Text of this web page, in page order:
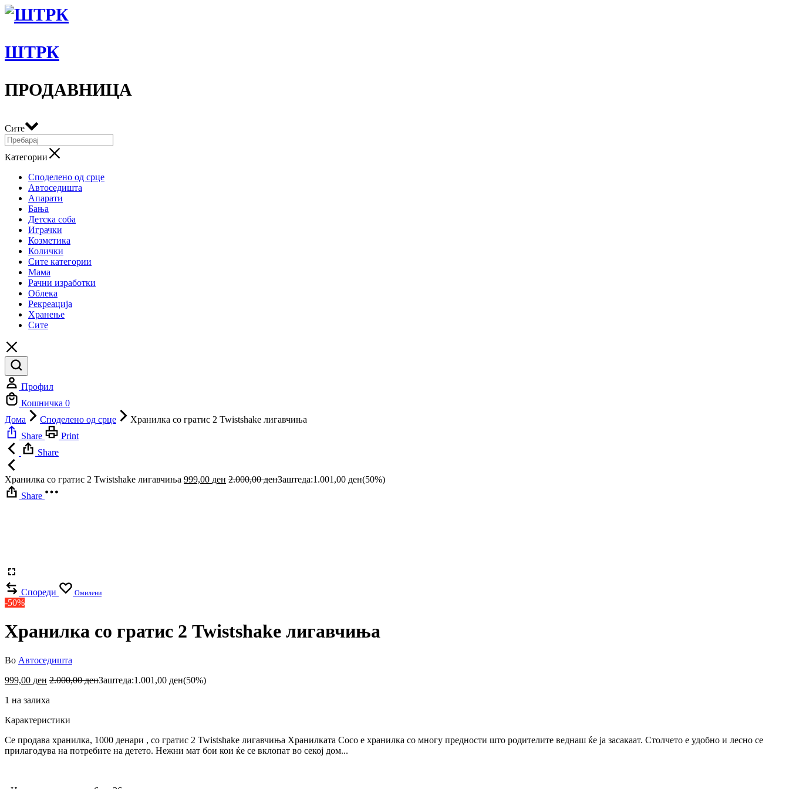
ШТРК
ПРОДАВНИЦА
Сите
Категории
Споделено од срце
Автоседишта
Апарати
Бања
Детска соба
Играчки
Козметика
Колички
Сите категории
Мама
Рачни изработки
Облека
Рекреација
Хранење
Сите
Профил
Кошничка 0
Дома
Споделено од срце
Хранилка со гратис 2 Twistshake лигавчиња
Share
Print
Share
Хранилка со гратис 2 Twistshake лигавчиња 999,00 ден 2.000,00денЗаштеда:1.001,00 ден(50%)
Share
Спореди Омилени
-50%
Хранилка со гратис 2 Twistshake лигавчиња
Во Автоседишта
999,00 ден 2.000,00денЗаштеда:1.001,00 ден(50%)
1 на залиха
Карактеристики
Се продава хранилка, 1000 денари , со гратис 2 Twistshake лигавчиња Хранилката Coco е хранилка со многу предности што родителите веднаш ќе ја засакаат. Столчето е удобно и лесно се
прилагодува на потребите на детето. Нежни мат бои кои ќе се вклопат во секој дом...